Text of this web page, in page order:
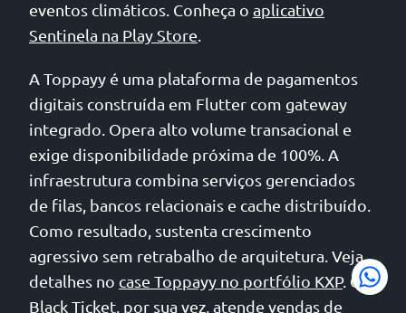
eventos climáticos. Conheça o aplicativo
Sentinela na Play Store
A Toppayy é uma plataforma de pagamentos
digitais construída em Flutter com gateway
integrado. Opera alto volume transacional e
exige disponibilidade próxima de 100%. A
infraestrutura combina serviços gerenciados
de filas, bancos relacionais e cache distribuído.
Como resultado, sustenta crescimento
agressivo sem retrabalho de arquitetura. Veja
detalhes no case Toppayy no portfólio KXP. O
Black Ticket, por sua vez, atende vendas de